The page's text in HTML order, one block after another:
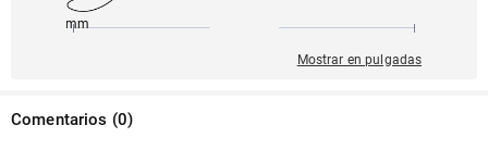
145mm
Mostrar en pulgadas
Comentarios (0)